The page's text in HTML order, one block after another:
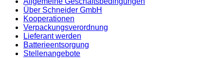
Über Schneider GmbH
Kooperationen
Verpackungsverordnung
Lieferant werden
Batterieentsorgung
Stellenangebote